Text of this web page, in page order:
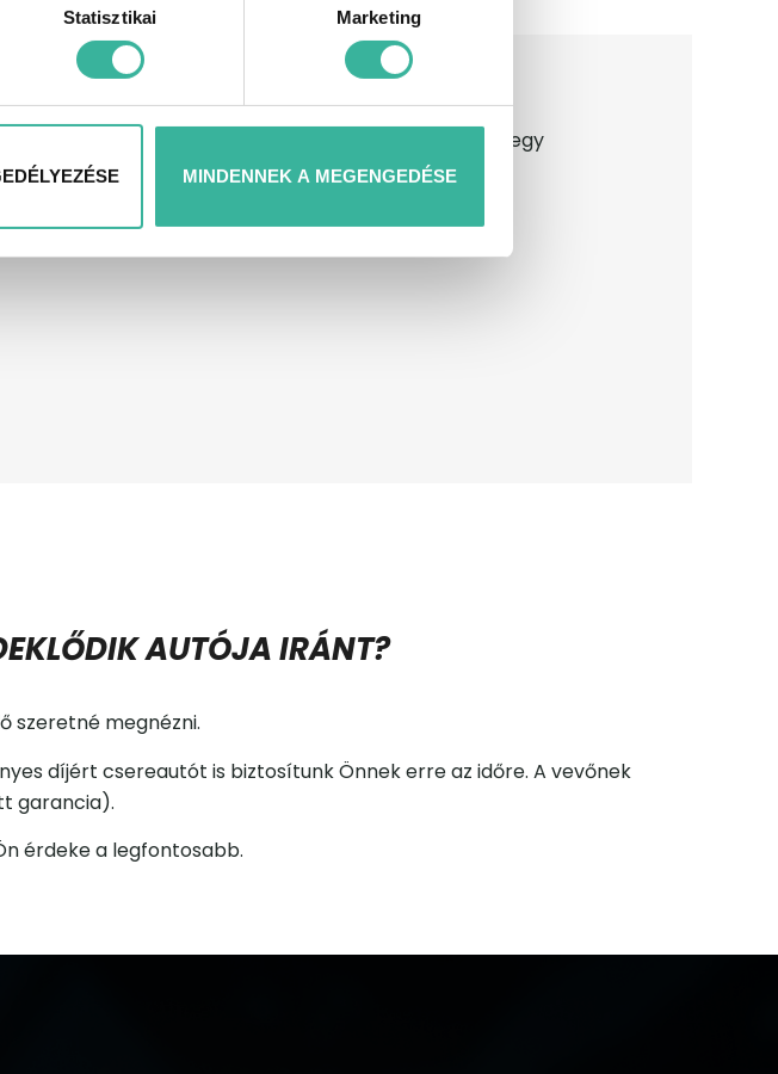
Statisztikai Marketing
MINDENNEK A MEGENGEDÉSE
keresletet/kínálatot, valamint javaslatot teszünk egy
AUTÓJA IRÁNT?
szeretné megnézni.
díjért csereautót is biztosítunk Önnek erre az időre. A vevőnek
garancia).
érdeke a legfontosabb.